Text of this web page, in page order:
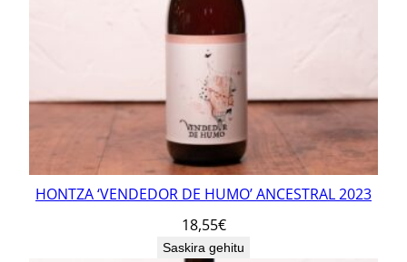
HONTZA ‘VENDEDOR DE HUMO’ ANCESTRAL 2023
18,55€
Saskira gehitu